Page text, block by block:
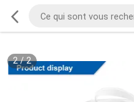
2/2